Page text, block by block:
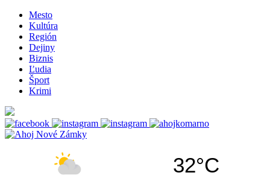
Mesto
Kultúra
Región
Dejiny
Biznis
Ľudia
Šport
Krimi
32°C